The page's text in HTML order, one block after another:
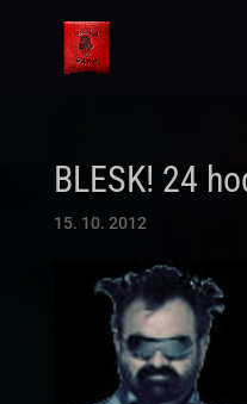
BLESK! 24
15. 10. 2012